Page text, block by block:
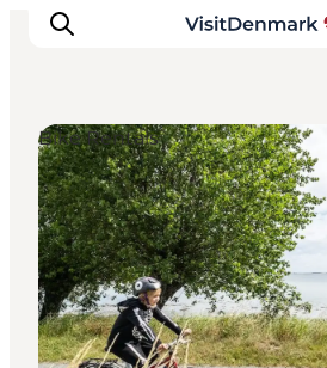
Inspirations
Destinations
Quoi faire
Hébergements
Planifiez votre voyage
Bike Rentals